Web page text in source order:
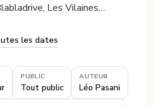
Les Vilaines…
les dates
PUBLIC
Tout public
AUTEUR
Léo Pasani